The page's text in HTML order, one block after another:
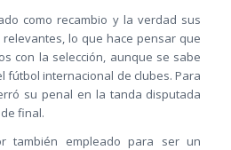
como recambio y la verdad sus
lo que hace pensar que
con la selección, aunque se sabe
fútbol internacional de clubes. Para
su penal en la tanda disputada
final.
también empleado para ser un